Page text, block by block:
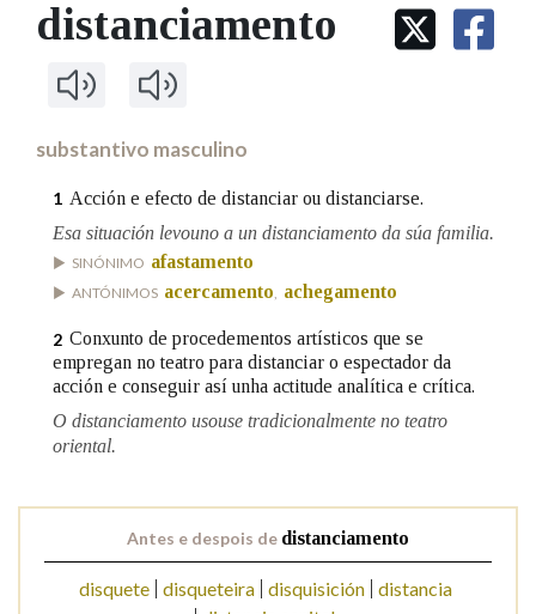
IDENTIDADE CORPORATIVA
MARCIAL DEL ADALID
FIGURAS HOMENAXEADAS
Facebook
TwitterYoutubeInstagram
Bluesky
BUSCAR NOS LEMAS
Comeza por
Contén
BUSCAR NO CONTIDO
Nas definicións
Nos exemplos
Na fraseoloxía
distanciamento
substantivo masculino
1 Acción e efecto de distanciar ou distanciarse.
Esa situación levouno a un distanciamento da súa familia.
SINÓNIMO afastamento
ANTÓNIMOS acercamento achegamento
2 Conxunto de procedementos artísticos que se
empregan no teatro para distanciar o espectador da
acción e conseguir así unha actitude analítica e crítica.
O distanciamento usouse tradicionalmente no teatro
oriental.
Antes e despois de distanciamento
disquete disqueteira disquisición
distancia